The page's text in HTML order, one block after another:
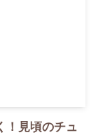
！見頃のチュ